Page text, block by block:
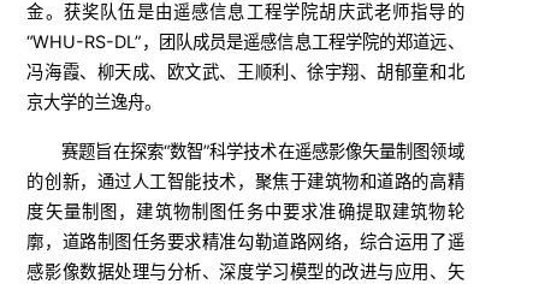
金。 获奖队伍是由遥感信息工程学院胡庆武老师指导的
“WHU-RS-DL”，团队成员是遥感信息工程学院的郑道远、
冯海霞、柳天成、欧文武、王顺利、徐宇翔、胡郁童和北
京大学的兰逸舟。
赛题旨在探索“数智”科学技术在遥感影像矢量制图领域
的创新，通过人工智能技术，聚焦于建筑物和道路的高精
度矢量制图，建筑物制图任务中要求准确提取建筑物轮
廓，道路制图任务要求精准勾勒道路网络，综合运用了遥
感影像数据处理与分析、深度学习模型的改进与应用、矢